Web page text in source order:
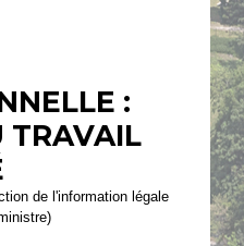
:
TRAVAIL
de l'information légale